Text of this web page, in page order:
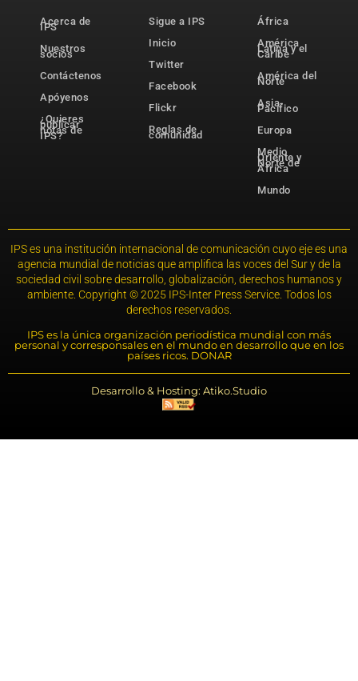
Acerca de
IPS
Nuestros
socios
Contáctenos
Apóyenos
¿Quieres
publicar
notas de
IPS?
Sigue a IPS
Inicio
Twitter
Facebook
Flickr
Reglas de
comunidad
África
América
Latina y el
Caribe
América del
Norte
Asia-
Pacífico
Europa
Medio
Oriente y
Norte de
África
Mundo
IPS es una institución internacional de comunicación cuyo eje es una
agencia mundial de noticias que amplifica las voces del Sur y de la
sociedad civil sobre desarrollo, globalización, derechos humanos y
ambiente. Copyright © 2025 IPS-Inter Press Service. Todos los
derechos reservados.
IPS es la única organización periodística mundial con más
personal y corresponsales en el mundo en desarrollo que en los
países ricos. DONAR
Desarrollo & Hosting: Atiko.Studio